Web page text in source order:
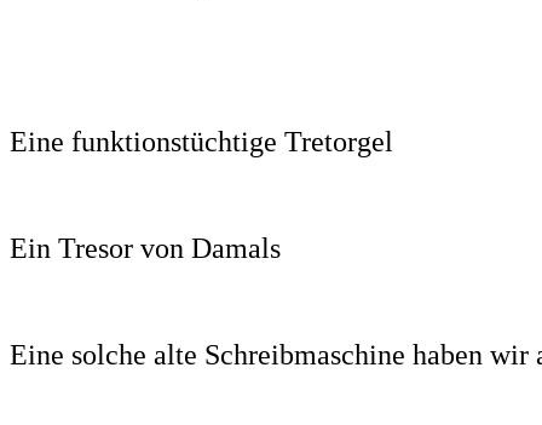
Eine funktionstüchtige Tretorgel
Ein Tresor von Damals
Eine solche alte Schreibmaschine haben